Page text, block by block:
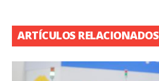
ARTÍCULOS RELACIONADOS